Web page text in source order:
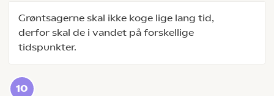
Grøntsagerne skal ikke koge lige lang tid,
derfor skal de i vandet på forskellige
tidspunkter.